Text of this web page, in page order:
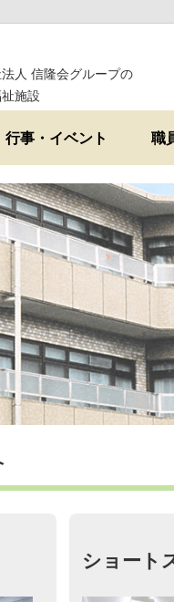
人 信隆会グループの
施設
行事・イベント 職
ショート